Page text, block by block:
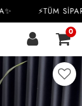
⚡TÜM
0